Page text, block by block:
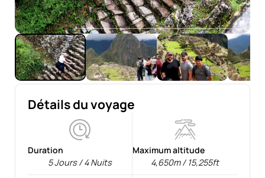
Détails du voyage
Duration
5 Jours / 4 Nuits
Maximum altitude
4,650m / 15,255ft